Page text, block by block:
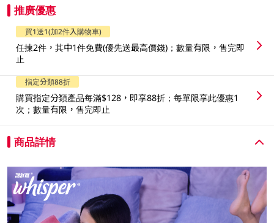
推廣優惠
買1送1(加2件入購物車)
任揀2件，其中1件免費(優先送最高價錢)；數量有限，售完即
止
指定分類88折
購買指定分類產品每滿$128，即享88折；每單限享此優惠1
次；數量有限，售完即止
商品詳情